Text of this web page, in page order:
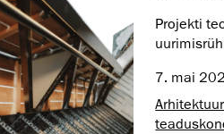
Projekti
7. mai